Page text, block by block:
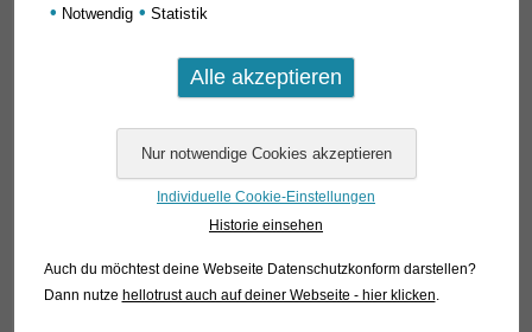
• Notwendig • Statistik
Individuelle Cookie-Einstellungen
Historie einsehen
Auch du möchtest deine Webseite Datenschutzkonform darstellen?
Dann nutze hellotrust auch auf deiner Webseite - hier klicken